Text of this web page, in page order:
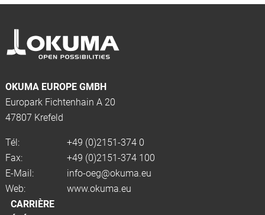
OKUMA EUROPE GMBH
Europark Fichtenhain A 20
47807 Krefeld
Tél:
+49 (0)2151-374 0
Fax:
+49 (0)2151-374 100
E-Mail:
info-oeg@okuma.eu
Web:
www.okuma.eu
CARRIÈRE